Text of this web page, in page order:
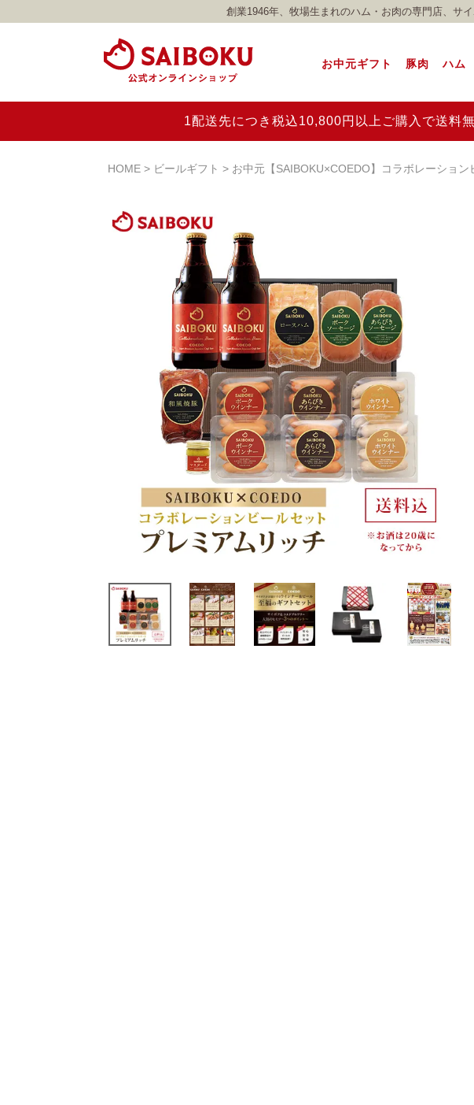
創業1946年、牧場生まれのハム・お肉の専門店、サ
お中元ギフト 豚肉 ハム
1配送先につき税込10,800円以上ご購入で送料
HOME ビールギフト お中元【SAIBOKU×COEDO】コラボレーショ